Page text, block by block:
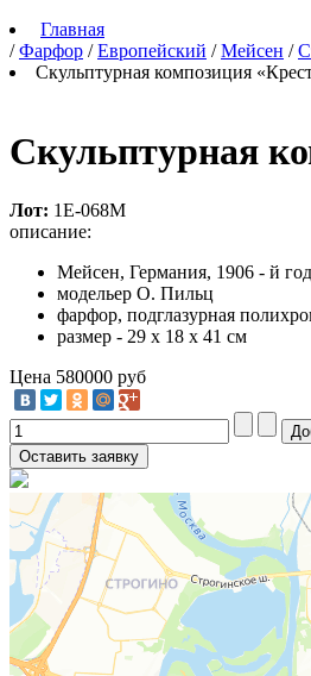
Главная
/ Фарфор / Европейский / Мейсен /
Скульптурная композиция
Скульптурная
Лот: 1Е-068М
описание:
Мейсен, Германия, 1906 - й год
модельер О. Пильц
фарфор, подглазурная
размер - 29 х 18 х 41 см
Цена 580000 руб